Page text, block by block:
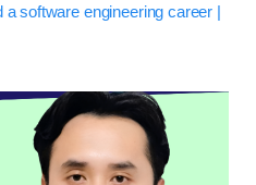
software engineering career |